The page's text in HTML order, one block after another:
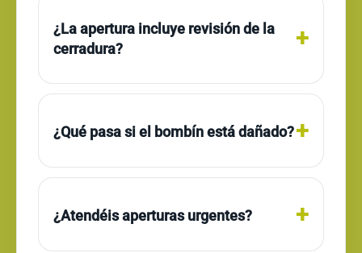
¿La apertura incluye revisión de la
cerradura?
¿Qué pasa si el bombín está dañado?
¿Atendéis aperturas urgentes?